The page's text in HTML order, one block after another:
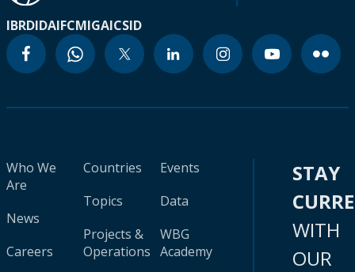
IBRDIDAIFCMIGAICSID
Who We
Are
News
Careers
Countries
Topics
Projects &
Operations
Events
Data
WBG
Academy
STAY
WITH
OUR